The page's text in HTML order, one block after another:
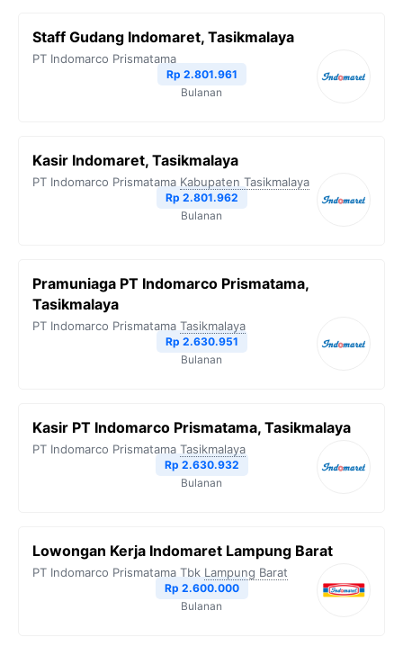
Staff Gudang Indomaret, Tasikmalaya
PT Indomarco Prismatama
Rp 2.801.961
Bulanan
Kasir Indomaret, Tasikmalaya
PT Indomarco Prismatama Kabupaten Tasikmalaya
Rp 2.801.962
Bulanan
Pramuniaga PT Indomarco Prismatama,
Tasikmalaya
PT Indomarco Prismatama Tasikmalaya
Rp 2.630.951
Bulanan
Kasir PT Indomarco Prismatama, Tasikmalaya
PT Indomarco Prismatama Tasikmalaya
Rp 2.630.932
Bulanan
Lowongan Kerja Indomaret Lampung Barat
PT Indomarco Prismatama Tbk Lampung Barat
Rp 2.600.000
Bulanan